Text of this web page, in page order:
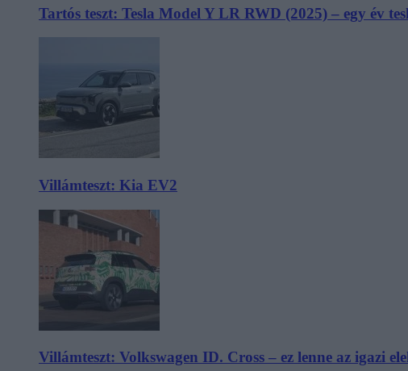
Tartós teszt: Tesla Model Y LR RWD (2025) – egy év
Villámteszt: Kia EV2
Villámteszt: Volkswagen ID. Cross – ez lenne az igazi